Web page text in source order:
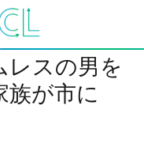
レスの男を
族が市に